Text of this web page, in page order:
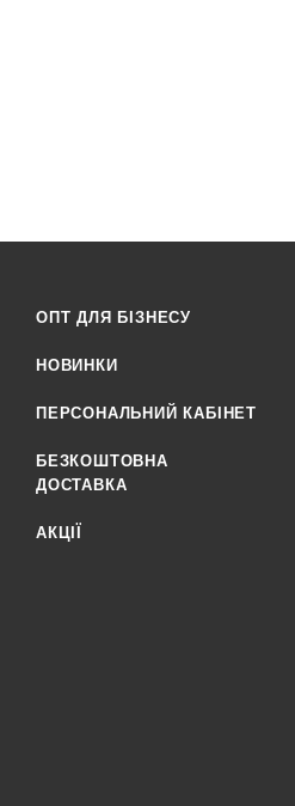
ОПТ ДЛЯ БІЗНЕСУ
НОВИНКИ
ПЕРСОНАЛЬНИЙ КАБІНЕТ
БЕЗКОШТОВНА
ДОСТАВКА
АКЦІЇ